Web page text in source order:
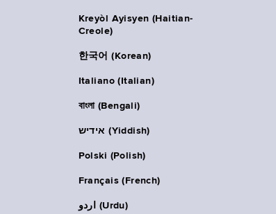
Kreyòl Ayisyen (Haitian-
Creole)
한국어 (Korean)
Italiano (Italian)
বাংলা (Bengali)
אידיש (Yiddish)
Polski (Polish)
Français (French)
اردو (Urdu)